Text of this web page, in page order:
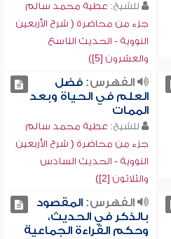
للشيخ: عطية محمد سالم
جزء من محاضرة ( شرح الأربعين
النووية - الحديث التاسع
والعشرون [5])
الفهرس:فضل
العلم في الحياة وبعد
الممات
للشيخ: عطية محمد سالم
جزء من محاضرة ( شرح الأربعين
النووية - الحديث السادس
والثلاثون [2])
الفهرس:المقصود
بالذكر في الحديث،
وحكم القراءة الجماعية